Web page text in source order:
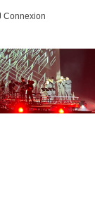
Connexion